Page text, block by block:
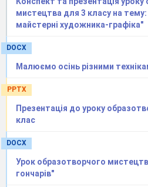
3 етап. Малюємо дзьоб
та крило.
мистецтва для 3 класу на
майстерні художника-графіка"
DOCX
Малюємо осінь різними
PPTX
Презентація до уроку
клас
DOCX
Урок образотворчого
гончарів"